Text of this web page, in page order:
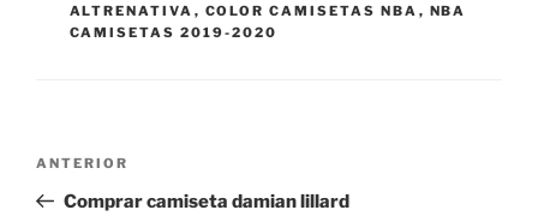
ALTRENATIVA , COLOR CAMISETAS NBA , NBA
CAMISETAS 2019-2020
Entrada
anterior:
ANTERIOR
Comprar camiseta damian lillard